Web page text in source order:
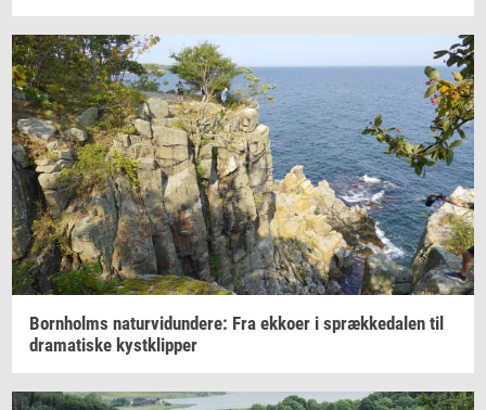
Born­holms na­tur­vi­dun­de­re: Fra ek­ko­er i spræk­ke­da­len til
dra­ma­ti­ske kyst­klip­per